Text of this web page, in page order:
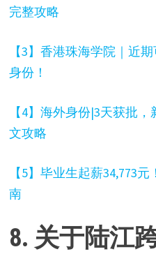
完整攻略
【3】香港珠海学院｜近
身份！
【4】海外身份|3天获批
文攻略
【5】毕业生起薪34,773
南
8. 关于陆江